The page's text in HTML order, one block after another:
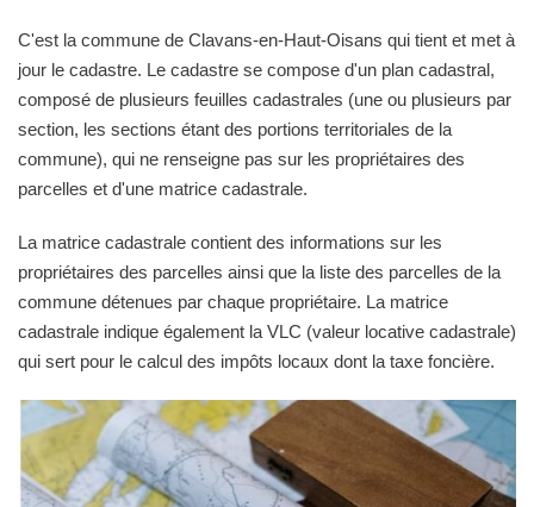
C'est la commune de Clavans-en-Haut-Oisans qui tient et met à
jour le cadastre. Le cadastre se compose d'un plan cadastral,
composé de plusieurs feuilles cadastrales (une ou plusieurs par
section, les sections étant des portions territoriales de la
commune), qui ne renseigne pas sur les propriétaires des
parcelles et d'une matrice cadastrale.
La matrice cadastrale contient des informations sur les
propriétaires des parcelles ainsi que la liste des parcelles de la
commune détenues par chaque propriétaire. La matrice
cadastrale indique également la VLC (valeur locative cadastrale)
qui sert pour le calcul des impôts locaux dont la taxe foncière.